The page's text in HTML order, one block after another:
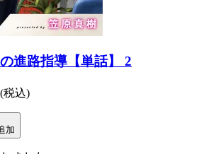
進路指導【単話】 2
(税込)
加